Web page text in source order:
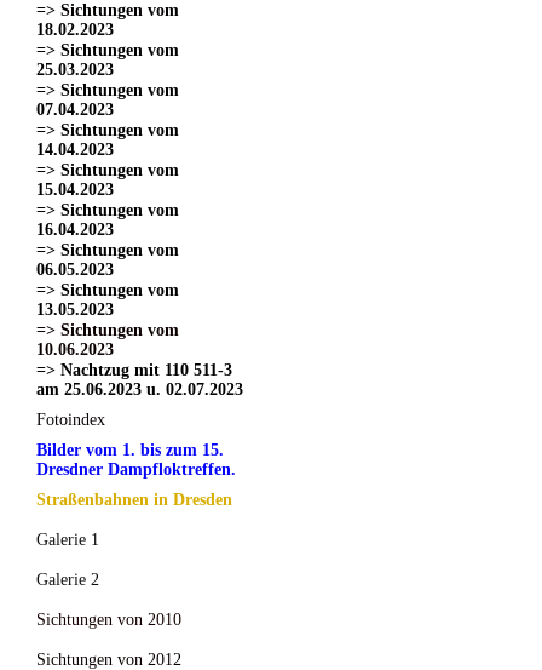
=> Sichtungen vom
18.02.2023
=> Sichtungen vom
25.03.2023
=> Sichtungen vom
07.04.2023
=> Sichtungen vom
14.04.2023
=> Sichtungen vom
15.04.2023
=> Sichtungen vom
16.04.2023
=> Sichtungen vom
06.05.2023
=> Sichtungen vom
13.05.2023
=> Sichtungen vom
10.06.2023
=> Nachtzug mit 110 511-3
am 25.06.2023 u. 02.07.2023
Fotoindex
Bilder vom 1. bis zum 15.
Dresdner Dampfloktreffen.
Straßenbahnen in Dresden
Galerie 1
Galerie 2
Sichtungen von 2010
Sichtungen von 2012